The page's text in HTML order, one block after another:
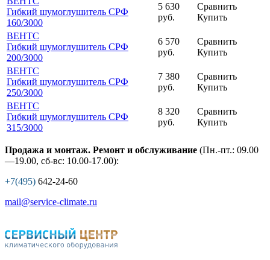
Гибкий шумоглушитель СРФ
160/3000
5 630
руб.
Сравнить
Купить
ВЕНТС
Гибкий шумоглушитель СРФ
200/3000
6 570
руб.
Сравнить
Купить
ВЕНТС
Гибкий шумоглушитель СРФ
250/3000
7 380
руб.
Сравнить
Купить
ВЕНТС
Гибкий шумоглушитель СРФ
315/3000
8 320
руб.
Сравнить
Купить
Продажа и монтаж. Ремонт и обслуживание (Пн.-пт.: 09.00
—19.00, сб-вс: 10.00-17.00):
+7(495) 642-24-60
mail@service-climate.ru